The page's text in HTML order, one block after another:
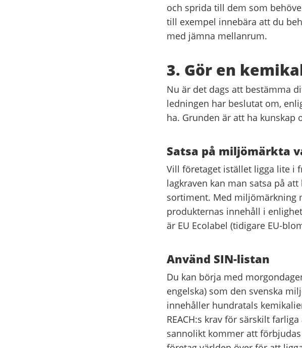
och sprida till dem som
till exempel innebära att du
med jämna mellanrum.
3. Gör en
Nu är det dags att bestämma
ledningen har beslutat om,
ha. Grunden är att ha kunskap
Satsa på miljömärkta
Vill företaget istället ligga lite i
lagkraven kan man satsa på
sortiment. Med miljömärkning
produkternas innehåll i
är EU Ecolabel (tidigare EU-
Använd SIN-listan
Du kan börja med
engelska) som den svenska
innehåller hundratals
REACH:s krav för särskilt
sannolikt kommer att